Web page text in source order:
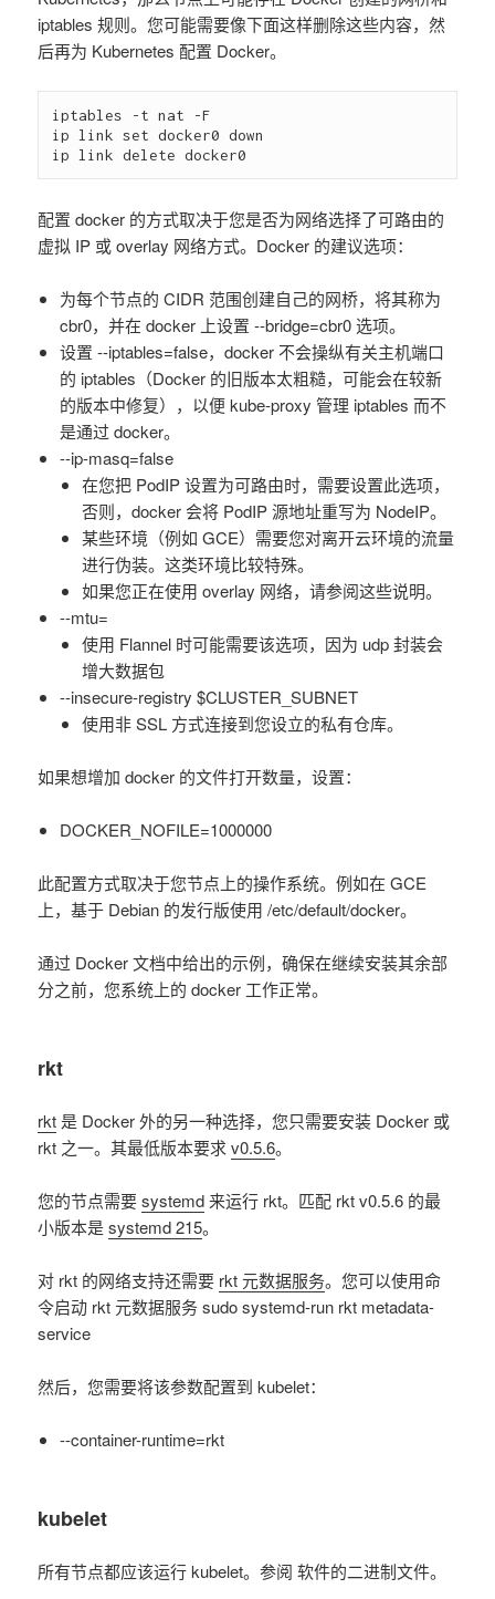
iptables 规则。您可能需要像下面这样删除这些内容，然
后再为 Kubernetes 配置 Docker。
iptables -t nat -F
ip link set docker0 down
配置 docker 的方式取决于您是否为网络选择了可路由的
虚拟 IP 或 overlay 网络方式。Docker 的建议选项：
为每个节点的 CIDR 范围创建自己的网桥，将其称为
cbr0，并在 docker 上设置 --bridge=cbr0 选项。
设置 --iptables=false，docker 不会操纵有关主机端口
的 iptables（Docker 的旧版本太粗糙，可能会在较新
的版本中修复），以便 kube-proxy 管理 iptables 而不
是通过 docker。
--ip-masq=false
在您把 PodIP 设置为可路由时，需要设置此选项，
否则，docker 会将 PodIP 源地址重写为 NodeIP。
某些环境（例如 GCE）需要您对离开云环境的流量
进行伪装。这类环境比较特殊。
如果您正在使用 overlay 网络，请参阅这些说明。
--mtu=
使用 Flannel 时可能需要该选项，因为 udp 封装会
增大数据包
--insecure-registry $CLUSTER_SUBNET
使用非 SSL 方式连接到您设立的私有仓库。
如果想增加 docker 的文件打开数量，设置：
DOCKER_NOFILE=1000000
此配置方式取决于您节点上的操作系统。例如在 GCE
上，基于 Debian 的发行版使用 /etc/default/docker。
通过 Docker 文档中给出的示例，确保在继续安装其余部
分之前，您系统上的 docker 工作正常。
rkt
rkt是 Docker 外的另一种选择，您只需要安装 Docker 或
rkt 之一。其最低版本要求v0.5.6。
您的节点需要systemd来运行 rkt。匹配 rkt v0.5.6 的最
小版本是systemd 215。
对 rkt 的网络支持还需要 rkt 元数据服务。您可以使用命
令启动 rkt 元数据服务 sudo systemd-run rkt metadata-
service
然后，您需要将该参数配置到 kubelet：
--container-runtime=rkt
kubelet
所有节点都应该运行 kubelet。参阅 软件的二进制文件。